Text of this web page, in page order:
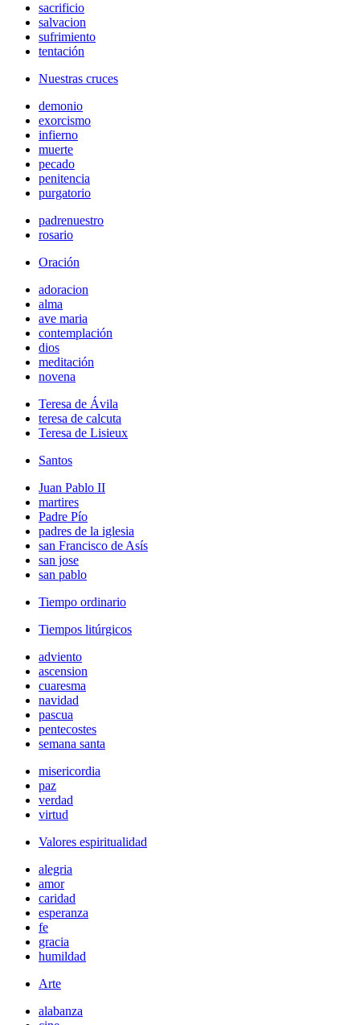
sacrificio
salvacion
sufrimiento
tentación
Nuestras cruces
demonio
exorcismo
infierno
muerte
pecado
penitencia
purgatorio
padrenuestro
rosario
Oración
adoracion
alma
ave maria
contemplación
dios
meditación
novena
Teresa de Ávila
teresa de calcuta
Teresa de Lisieux
Santos
Juan Pablo II
martires
Padre Pío
padres de la iglesia
san Francisco de Asís
san jose
san pablo
Tiempo ordinario
Tiempos litúrgicos
adviento
ascension
cuaresma
navidad
pascua
pentecostes
semana santa
misericordia
paz
verdad
virtud
Valores espiritualidad
alegria
amor
caridad
esperanza
fe
gracia
humildad
Arte
alabanza